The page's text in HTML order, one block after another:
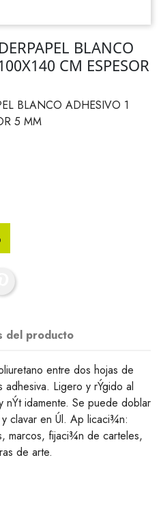
BLANCO
CM ESPESOR
BLANCO ADHESIVO 1
5 MM
del producto
entre dos hojas de
Ligero y rÝgido al
nÝt idamente. Se puede doblar
clavar en Úl. Ap licaci¾n:
marcos, fijaci¾n de carteles,
de arte.